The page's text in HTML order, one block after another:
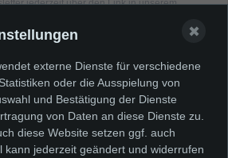
externe Dienste für verschiedene
oder die Ausspielung von
und Bestätigung der Dienste
von Daten an diese Dienste zu.
diese Website setzen ggf. auch
kann jederzeit geändert und widerrufen
✖